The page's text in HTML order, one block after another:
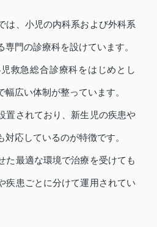
は、小児の内科系および外科系
門の診療科を設けています。
救急総合診療科をはじめとし
広い体制が整っています。
置されており、新生児の疾患や
応しているのが特徴です。
た最適な環境で治療を受けても
疾患ごとに分けて運用されてい